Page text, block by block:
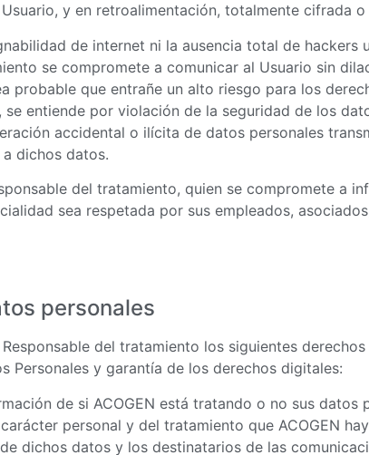
y en retroalimentación, totalmente cifrada
de internet ni la ausencia total de hackers
se compromete a comunicar al Usuario sin
probable que entrañe un alto riesgo para los
entiende por violación de la seguridad de los
accidental o ilícita de datos personales
dichos datos.
del tratamiento, quien se compromete a
sea respetada por sus empleados,
personales
del tratamiento los siguientes
Personales y garantía de los derechos digitales:
de si ACOGEN está tratando o no sus datos
personal y del tratamiento que ACOGEN
dichos datos y los destinatarios de las